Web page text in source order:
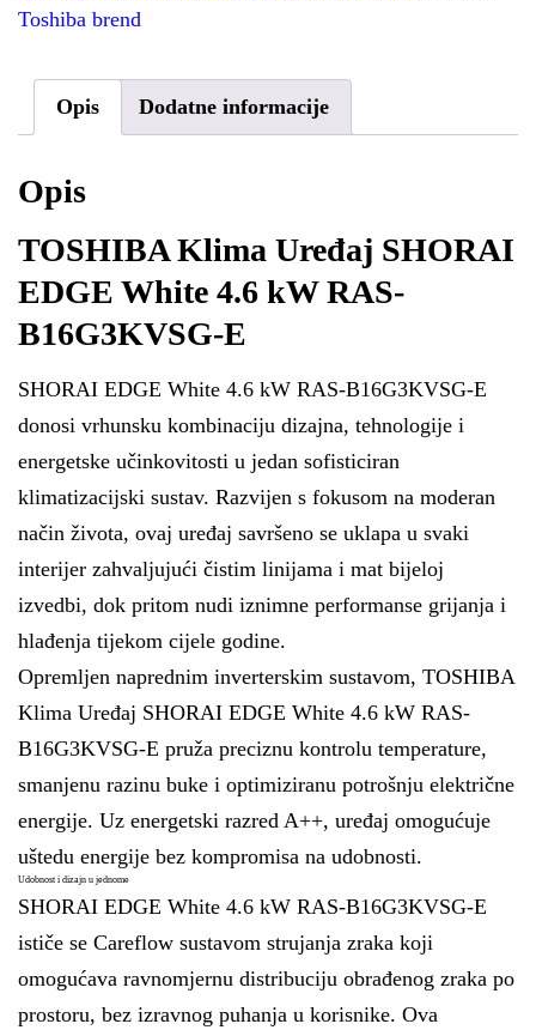
Toshiba brend
Opis Dodatne informacije
Opis
TOSHIBA Klima Uređaj SHORAI
EDGE White 4.6 kW RAS-
B16G3KVSG-E
SHORAI EDGE White 4.6 kW RAS-B16G3KVSG-E
donosi vrhunsku kombinaciju dizajna, tehnologije i
energetske učinkovitosti u jedan sofisticiran
klimatizacijski sustav. Razvijen s fokusom na moderan
način života, ovaj uređaj savršeno se uklapa u svaki
interijer zahvaljujući čistim linijama i mat bijeloj
izvedbi, dok pritom nudi iznimne performanse grijanja i
hlađenja tijekom cijele godine.
Opremljen naprednim inverterskim sustavom, TOSHIBA
Klima Uređaj SHORAI EDGE White 4.6 kW RAS-
B16G3KVSG-E pruža preciznu kontrolu temperature,
smanjenu razinu buke i optimiziranu potrošnju električne
energije. Uz energetski razred A++, uređaj omogućuje
uštedu energije bez kompromisa na udobnosti.
Udobnost i dizajn u jednome
SHORAI EDGE White 4.6 kW RAS-B16G3KVSG-E
ističe se Careflow sustavom strujanja zraka koji
omogućava ravnomjernu distribuciju obrađenog zraka po
prostoru, bez izravnog puhanja u korisnike. Ova